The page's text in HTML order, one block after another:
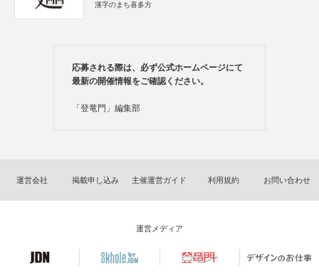
漢字のまち喜多方
応募される際は、必ず公式ホームページにて
最新の開催情報をご確認ください。
「登竜門」編集部
運営会社 掲載申し込み 主催運営ガイド 利用規約 お問い合わせ
運営メディア